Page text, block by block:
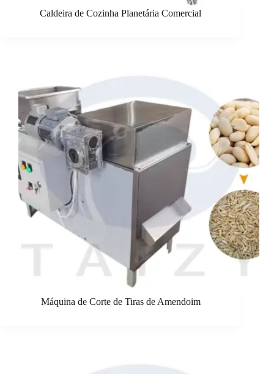
Caldeira de Cozinha Planetária Comercial
Máquina de Corte de Tiras de Amendoim